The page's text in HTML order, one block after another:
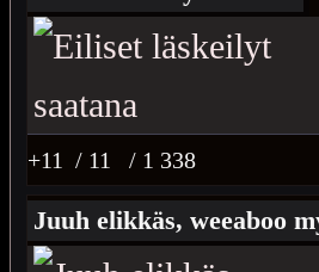
+11 / 11 / 1 338
Juuh elikkäs, weeaboo